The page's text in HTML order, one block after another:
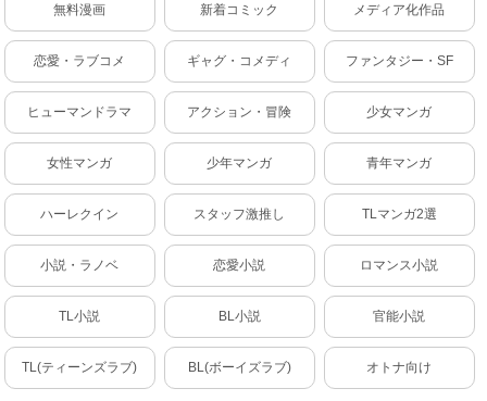
無料漫画 新着コミック メディア化作品
恋愛・ラブコメ ギャグ・コメディ ファンタジー・SF
ヒューマンドラマ アクション・冒険 少女マンガ
女性マンガ 少年マンガ 青年マンガ
ハーレクイン スタッフ激推し TLマンガ2選
小説・ラノベ 恋愛小説 ロマンス小説
TL小説 BL小説 官能小説
TL(ティーンズラブ) BL(ボーイズラブ) オトナ向け